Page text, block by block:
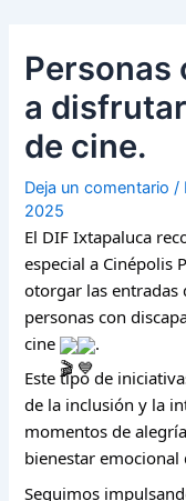
contenido
Personas
a
de cine.
Deja un comentario /
2025
El DIF Ixtapaluca
especial a Cinépolis
otorgar las
personas con
cine
.
Este tipo de
de la inclusión y la
momentos de
bienestar emocional
Seguimos
entradas